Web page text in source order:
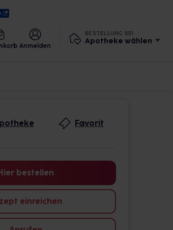
Anmelden
BESTELLUNG BEI
Apotheke wählen
Favorit
bestellen
einreichen